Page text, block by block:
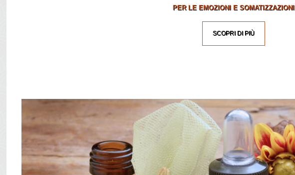
PER LE EMOZIONI E SOMATIZZAZIONI
SCOPRI DI PIÙ